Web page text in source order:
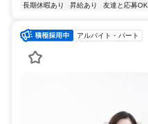
長期休暇あり
昇給あり 友達と応募OK
アルバイト・パート